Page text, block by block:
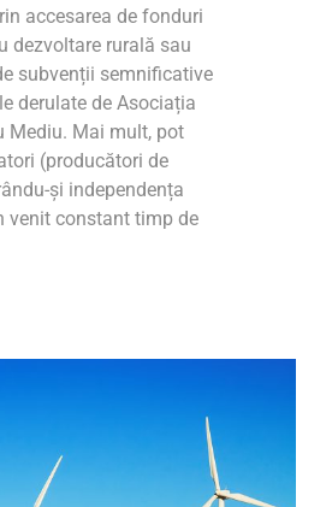
accesarea de fonduri
dezvoltare rurală sau
subvenții semnificative
derulate de Asociația
Mediu. Mai mult, pot
(producători de
și independența
venit constant timp de